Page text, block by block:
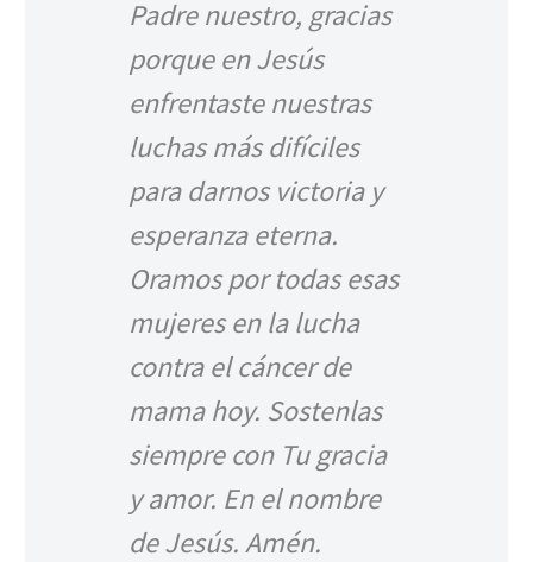
Padre nuestro, gracias
porque en Jesús
enfrentaste nuestras
luchas más difíciles
para darnos victoria y
esperanza eterna.
Oramos por todas esas
mujeres en la lucha
contra el cáncer de
mama hoy. Sostenlas
siempre con Tu gracia
y amor. En el nombre
de Jesús. Amén.